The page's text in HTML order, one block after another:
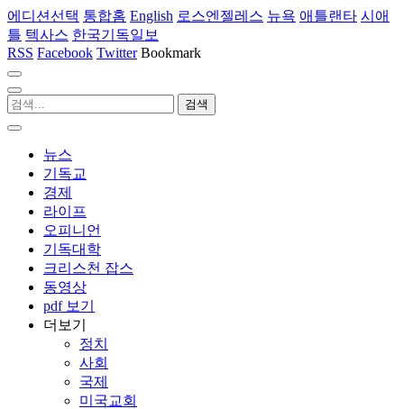
에디션선택 통합홈 English 로스엔젤레스 뉴욕 애틀랜타 시애
틀 텍사스 한국기독일보
RSS Facebook Twitter Bookmark
뉴스
기독교
경제
라이프
오피니언
기독대학
크리스천 잡스
동영상
pdf 보기
더보기
정치
사회
국제
미국교회